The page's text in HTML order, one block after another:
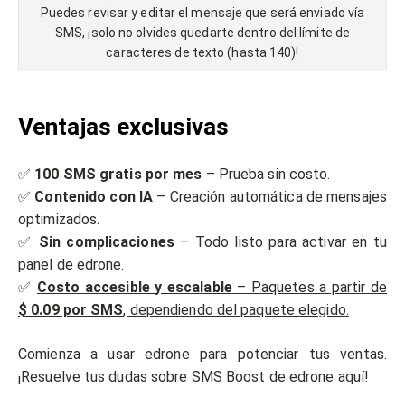
Puedes revisar y editar el mensaje que será enviado vía
SMS, ¡solo no olvides quedarte dentro del límite de
caracteres de texto (hasta 140)!
Ventajas exclusivas
✅ 100 SMS gratis por mes – Prueba sin costo.
✅ Contenido con IA – Creación automática de mensajes
optimizados.
✅ Sin complicaciones– Todo listo para activar en tu
panel de edrone.
✅ Costo accesible y escalable– Paquetes a partir de
$ 0.09 por SMS, dependiendo del paquete elegido.
Comienza a usar edrone para potenciar tus ventas.
¡Resuelve tus dudas sobre SMS Boost de edrone aquí!